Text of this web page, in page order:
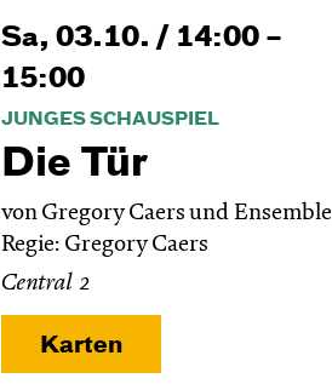
Sa, 03.10. / 14:00 –
15:00
JUNGES SCHAUSPIEL
Die Tür
von Gregory Caers und Ensemble
Regie: Gregory Caers
Central 2
Karten